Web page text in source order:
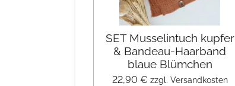
SET Musselintuch kupfer
& Bandeau-Haarband
blaue Blümchen
22,90 € zzgl. Versandkosten